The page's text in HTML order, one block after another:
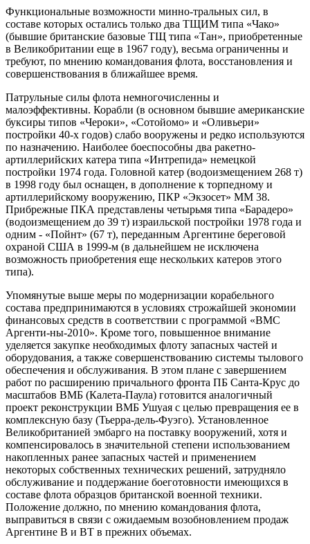
Функциональные возможности минно-тральных сил, в
составе которых остались только два ТЩИМ типа «Чако»
(бывшие британские базовые ТЩ типа «Тан», приобретенные
в Великобритании еще в 1967 году), весьма ограниченны и
требуют, по мнению командования флота, восстановления и
совершенствования в ближайшее время.
Патрульные силы флота немногочисленны и
малоэффективны. Корабли (в основном бывшие американские
буксиры типов «Чероки», «Сотойомо» и «Оливьери»
постройки 40-х годов) слабо вооружены и редко используются
по назначению. Наиболее боеспособны два ракетно-
артиллерийских катера типа «Интрепида» немецкой
постройки 1974 года. Головной катер (водоизмещением 268 т)
в 1998 году был оснащен, в дополнение к торпедному и
артиллерийскому вооружению, ПКР «Экзосет» ММ 38.
Прибрежные ПКА представлены четырьмя типа «Барадеро»
(водоизмещением до 39 т) израильской постройки 1978 года и
одним - «Пойнт» (67 т), переданным Аргентине береговой
охраной США в 1999-м (в дальнейшем не исключена
возможность приобретения еще нескольких катеров этого
типа).
Упомянутые выше меры по модернизации корабельного
состава предпринимаются в условиях строжайшей экономии
финансовых средств в соответствии с программой «ВМС
Аргенти-ны-2010». Кроме того, повышенное внимание
уделяется закупке необходимых флоту запасных частей и
оборудования, а также совершенствованию системы тылового
обеспечения и обслуживания. В этом плане с завершением
работ по расширению причального фронта ПБ Санта-Крус до
масштабов ВМБ (Калета-Паула) готовится аналогичный
проект реконструкции ВМБ Ушуая с целью превращения ее в
комплексную базу (Тьерра-дель-Фуэго). Установленное
Великобританией эмбарго на поставку вооружений, хотя и
компенсировалось в значительной степени использованием
накопленных ранее запасных частей и применением
некоторых собственных технических решений, затрудняло
обслуживание и поддержание боеготовности имеющихся в
составе флота образцов британской военной техники.
Положение должно, по мнению командования флота,
выправиться в связи с ожидаемым возобновлением продаж
Аргентине В и ВТ в прежних объемах.